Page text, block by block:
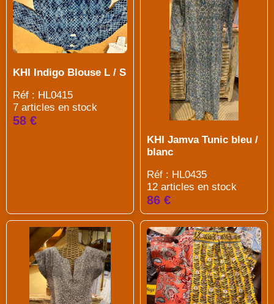
KHI Indigo Blouse L / S
Réf : HL0415
7 articles en stock
58 €
KHI Jamva Tunic bleu /
blanc
Réf : HL0435
12 articles en stock
86 €